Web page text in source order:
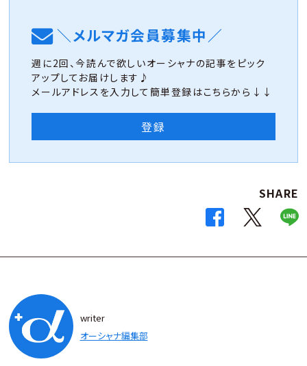
＼メルマガ会員募集中／
週に2回、今読んで欲しいオーシャナの記事をピック
アップしてお届けします♪
メールアドレスを入力して簡単登録はこちらから↓↓
登録
SHARE
writer
オーシャナ編集部